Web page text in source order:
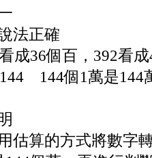
法正確
成36個百，392看
144個1萬是144
估算的方式將數字